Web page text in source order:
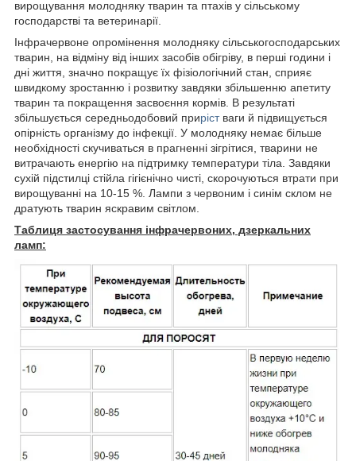
вирощування молодняку ​​тварин та птахів у сільському
господарстві та ветеринарії.
Інфрачервоне опромінення молодняку сільськогосподарських
тварин, на відміну від інших засобів обігріву, в перші години і
дні життя, значно покращує їх фізіологічний стан, сприяє
швидкому зростанню і розвитку завдяки збільшенню апетиту
тварин та покращення засвоєння кормів. В результаті
збільшується середньодобовий прирістваги й підвищується
опірність організму до інфекції. У молодняку немає більше
необхідності скучиваться в прагненні зігрітися, тварини не
витрачають енергію на підтримку температури тіла. Завдяки
сухій підстилці стійла гігієнічно чисті, скорочуються втрати при
вирощуванні на 10-15 %. Лампи з червоним і синім склом не
дратують тварин яскравим світлом.
Таблиця застосування інфрачервоних, дзеркальних
ламп: